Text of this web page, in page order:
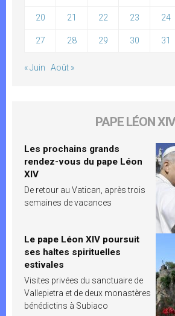
20 21 22 23 24
27 28 29 30 31
« Juin Août »
PAPE LÉON XIV
Les prochains grands
rendez-vous du pape Léon
XIV
De retour au Vatican, après trois
semaines de vacances
Le pape Léon XIV poursuit
ses haltes spirituelles
estivales
Visites privées du sanctuaire de
Vallepietra et de deux monastères
bénédictins à Subiaco